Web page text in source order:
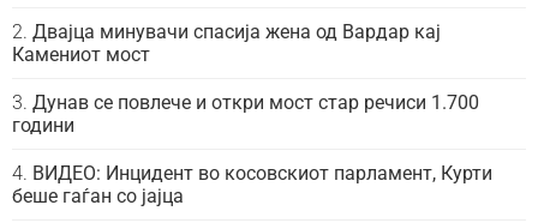
Двајца минувачи спасија жена од Вардар кај
Камениот мост
Дунав се повлече и откри мост стар речиси 1.700
години
ВИДЕО: Инцидент во косовскиот парламент, Курти
беше гаѓан со јајца